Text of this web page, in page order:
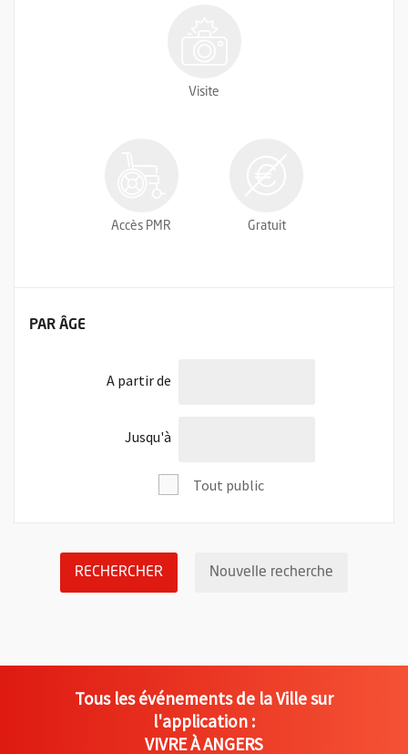
Visite
Accès PMR Gratuit
FILTRER LES ÉVÉNEMENTS
PAR ÂGE
A partir del'âge de
Jusqu'àl'âge de
Tout public
RECHERCHER LANCER LA RECHERCHE DES
Nouvelle recherche
Tous les événements de la Ville sur
l'application :
VIVRE À ANGERS